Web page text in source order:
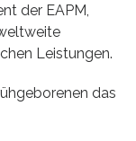
der EAPM,
Leistungen.
das